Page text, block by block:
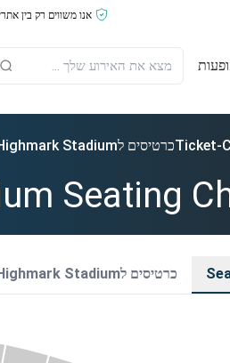
אנו משווים רק בין
Ticket-כרטיסים לHighmark Stadium
Seating
כרטיסים לHighmark Stadium